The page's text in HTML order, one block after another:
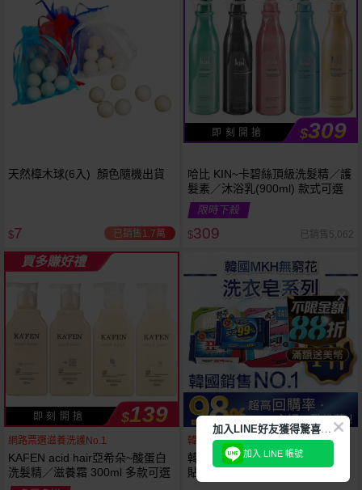
天然樟木球(6入) 顏色隨機出貨
$7 已銷售1.7萬
即 刻 開 搶 $309
哈比 KIN~卡碧絲頂級洗髮精／護
髮素／沐浴乳(900ml) 款式可選
限時下殺
$309 已銷售5,062
買多賺好禮
即 刻 開 搶 $139
網路票選滋養洗護No.1
KAFEN acid hair亞希朵~酸蛋白
洗髮精／滋養霜 300ml 多款可選
韓國銷售第一天然品牌
韓國 無瓊花~抗菌洗衣皂／女性
貼身衣物去污皂／衣襪去污皂／
加
入LINE好友獲得驚喜折扣!
加入 LINE 帳號